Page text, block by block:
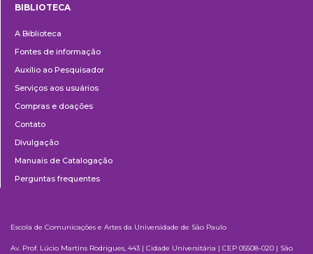
BIBLIOTECA
A Biblioteca
Fontes de informação
Auxílio ao Pesquisador
Serviços aos usuários
Compras e doações
Contato
Divulgação
Manuais de Catalogação
Perguntas frequentes
Escola de Comunicações e Artes da Universidade de São Paulo
Av. Prof. Lúcio Martins Rodrigues, 443 | Cidade Universitária | CEP 05508-020 | São